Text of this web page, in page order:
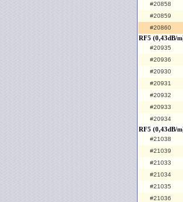
#20858
#20859
#20860
RF5 (0,43dB/
#20935
#20936
#20930
#20931
#20932
#20933
#20934
RF5 (0,43dB/
#21038
#21039
#21033
#21034
#21035
#21036